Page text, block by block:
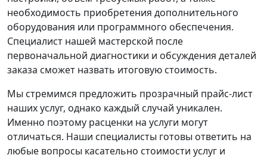
необходимость приобретения дополнительного
оборудования или программного обеспечения.
Специалист нашей мастерской после
первоначальной диагностики и обсуждения деталей
заказа сможет назвать итоговую стоимость.
Мы стремимся предложить прозрачный прайс-лист
наших услуг, однако каждый случай уникален.
Именно поэтому расценки на услуги могут
отличаться. Наши специалисты готовы ответить на
любые вопросы касательно стоимости услуг и